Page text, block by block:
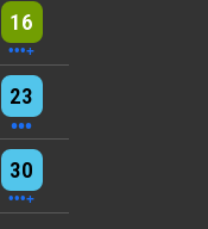
16
4 events
23
3 events
30
4 events